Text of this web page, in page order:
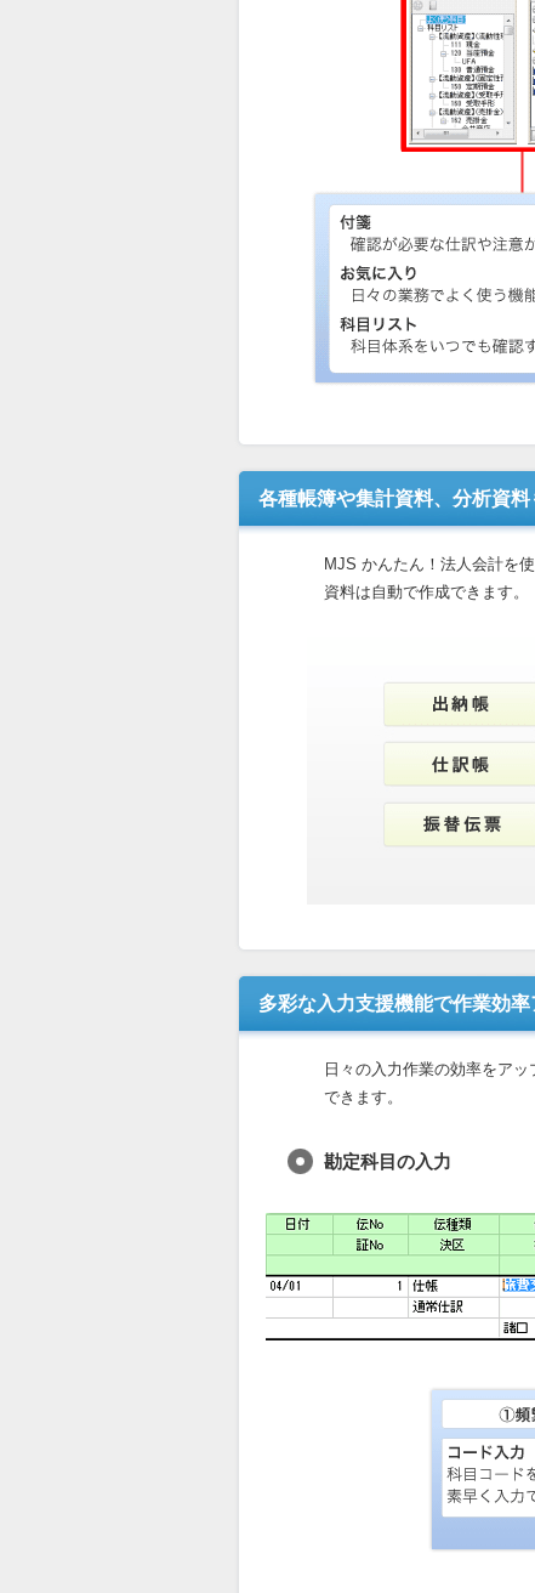
各種帳簿や集計資料、分析資
MJS かんたん！法人会計を
資料は自動で作成できます。
多彩な入力支援機能で作業効率
日々の入力作業の効率をア
できます。
勘定科目の入力